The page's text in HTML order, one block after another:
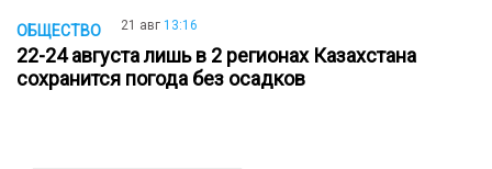
ОБЩЕСТВО 21 авг 13:16
22-24 августа лишь в 2 регионах Казахстана
сохранится погода без осадков